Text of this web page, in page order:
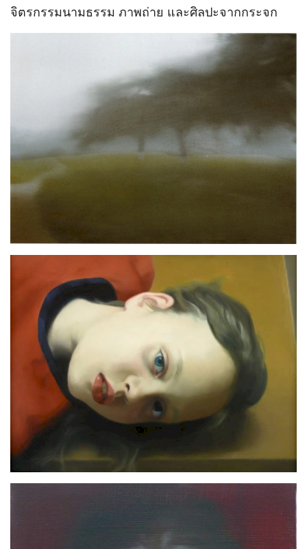
จิตรกรรมนามธรรม ภาพถ่าย และศิลปะจากกระจก